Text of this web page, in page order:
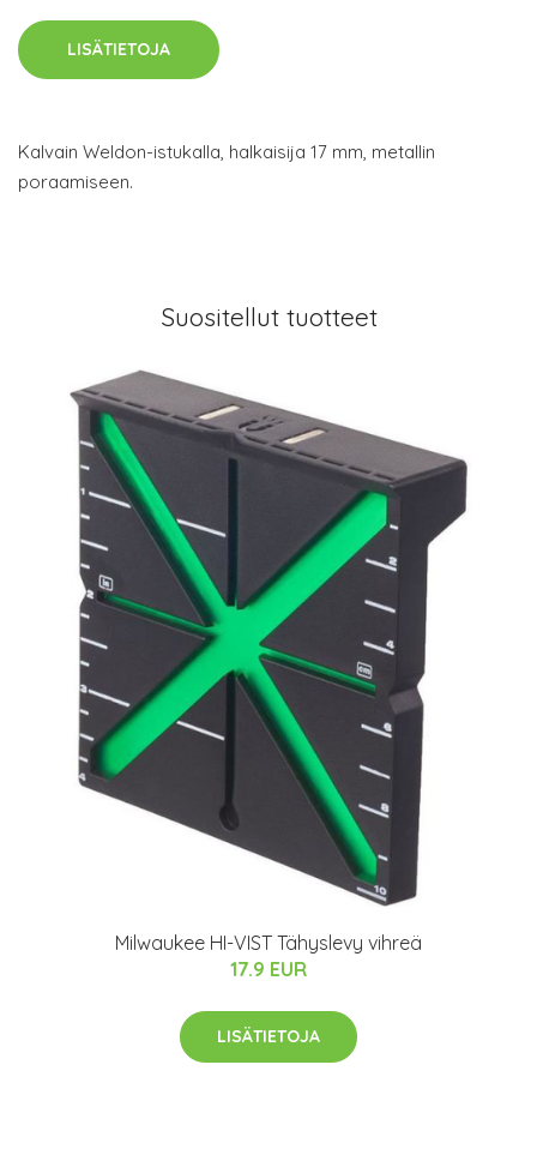
LISÄTIETOJA
Kalvain Weldon-istukalla, halkaisija 17 mm, metallin
poraamiseen.
Suositellut tuotteet
Milwaukee HI-VIST Tähyslevy vihreä
17.9 EUR
LISÄTIETOJA